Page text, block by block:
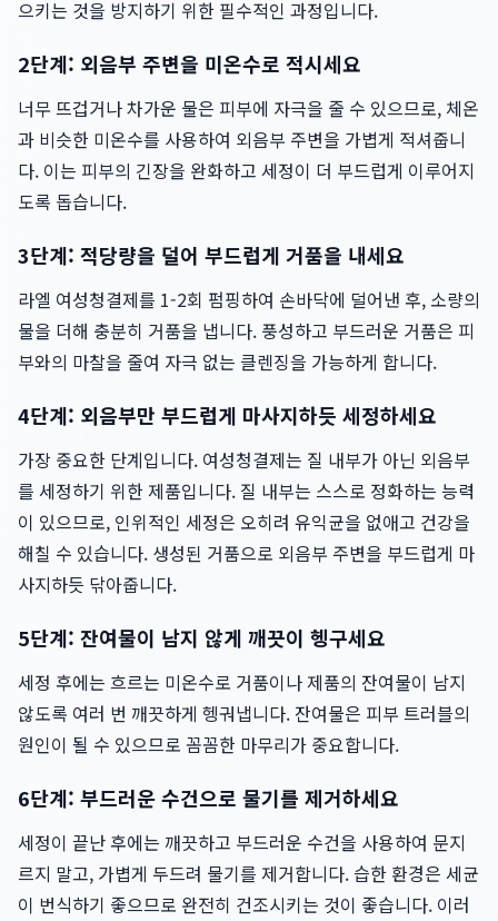
으키는 것을 방지하기 위한 필수적인 과정입니다.
2단계: 외음부 주변을 미온수로 적시세요
너무 뜨겁거나 차가운 물은 피부에 자극을 줄 수 있으므로, 체온
과 비슷한 미온수를 사용하여 외음부 주변을 가볍게 적셔줍니
다. 이는 피부의 긴장을 완화하고 세정이 더 부드럽게 이루어지
도록 돕습니다.
3단계: 적당량을 덜어 부드럽게 거품을 내세요
라엘 여성청결제를 1-2회 펌핑하여 손바닥에 덜어낸 후, 소량의
물을 더해 충분히 거품을 냅니다. 풍성하고 부드러운 거품은 피
부와의 마찰을 줄여 자극 없는 클렌징을 가능하게 합니다.
4단계: 외음부만 부드럽게 마사지하듯 세정하세요
가장 중요한 단계입니다. 여성청결제는 질 내부가 아닌 외음부
를 세정하기 위한 제품입니다. 질 내부는 스스로 정화하는 능력
이 있으므로, 인위적인 세정은 오히려 유익균을 없애고 건강을
해칠 수 있습니다. 생성된 거품으로 외음부 주변을 부드럽게 마
사지하듯 닦아줍니다.
5단계: 잔여물이 남지 않게 깨끗이 헹구세요
세정 후에는 흐르는 미온수로 거품이나 제품의 잔여물이 남지
않도록 여러 번 깨끗하게 헹궈냅니다. 잔여물은 피부 트러블의
원인이 될 수 있으므로 꼼꼼한 마무리가 중요합니다.
6단계: 부드러운 수건으로 물기를 제거하세요
세정이 끝난 후에는 깨끗하고 부드러운 수건을 사용하여 문지
르지 말고, 가볍게 두드려 물기를 제거합니다. 습한 환경은 세균
이 번식하기 좋으므로 완전히 건조시키는 것이 좋습니다. 이러